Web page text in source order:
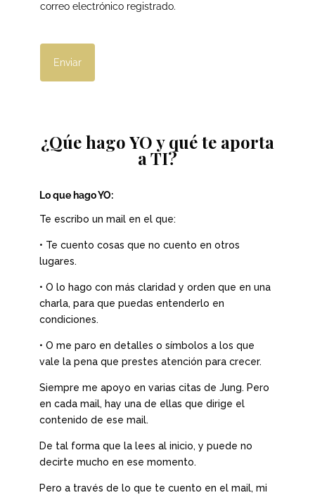
correo electrónico registrado.
Enviar
¿Qúe hago YO y qué te aporta
a TI?
Lo que hago YO:
Te escribo un mail en el que:
• Te cuento cosas que no cuento en otros
lugares.
• O lo hago con más claridad y orden que en una
charla, para que puedas entenderlo en
condiciones.
• O me paro en detalles o símbolos a los que
vale la pena que prestes atención para crecer.
Siempre me apoyo en varias citas de Jung. Pero
en cada mail, hay una de ellas que dirige el
contenido de ese mail.
De tal forma que la lees al inicio, y puede no
decirte mucho en ese momento.
Pero a través de lo que te cuento en el mail, mi